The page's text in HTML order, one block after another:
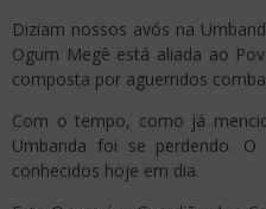
Diziam nossos avós na
Ogum Megê está aliada ao
composta por aguerridos
Com o tempo, como já
Umbanda foi se perdendo.
conhecidos hoje em dia.